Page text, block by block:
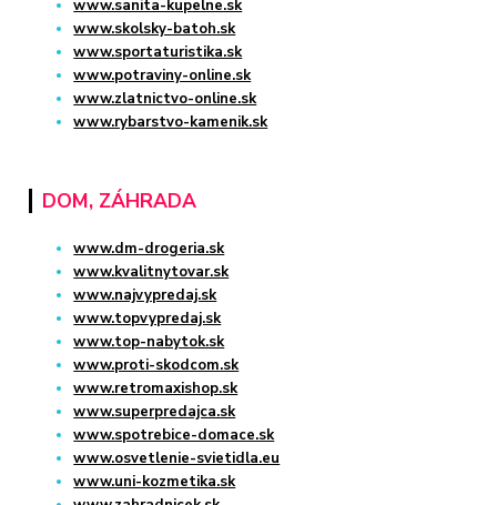
www.sanita-kupelne.sk
www.skolsky-batoh.sk
www.sportaturistika.sk
www.potraviny-online.sk
www.zlatnictvo-online.sk
www.rybarstvo-kamenik.sk
DOM, ZÁHRADA
www.dm-drogeria.sk
www.kvalitnytovar.sk
www.najvypredaj.sk
www.topvypredaj.sk
www.top-nabytok.sk
www.proti-skodcom.sk
www.retromaxishop.sk
www.superpredajca.sk
www.spotrebice-domace.sk
www.osvetlenie-svietidla.eu
www.uni-kozmetika.sk